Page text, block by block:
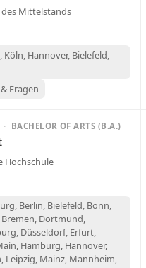
Mittelstands
Köln, Hannover, Bielefeld,
Fragen
· BACHELOR OF ARTS (B.A.)
Hochschule
Berlin, Bielefeld, Bonn,
Dortmund,
Düsseldorf, Erfurt,
Hamburg, Hannover,
Leipzig, Mainz, Mannheim,